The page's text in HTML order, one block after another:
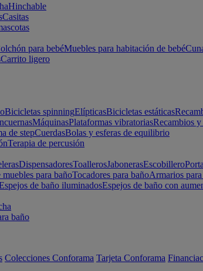
Hinchable
Casitas
para bebéMuebles para habitación de bebé
Carrito ligero
Bicicletas spinningElípticasBicicletas estáticas
MáquinasPlataformas vibratoriasRecambios
de stepCuerdasBolas y esferas de equilibrio
Terapia de percusión
DispensadoresToallerosJabonerasEscobillero
para bañoTocadores para bañoArmarios
de baño iluminadosEspejos de baño con
baño
Colecciones Conforama Tarjeta Conforama